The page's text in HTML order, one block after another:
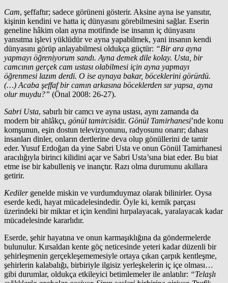
Cam, şeffaftır; sadece görüneni gösterir. Aksine ayna ise yansıtır,
kişinin kendini ve hatta iç dünyasını görebilmesini sağlar. Eserin
geneline hâkim olan ayna motifinde ise insanın iç dünyasını
yansıtma işlevi yüklüdür ve ayna yapabilmek, yani insanın kendi
dünyasını görüp anlayabilmesi oldukça güçtür: “Bir ara ayna
yapmayı öğreniyorum sandı. Ayna demek dile kolay. Usta, bir
camcının gerçek cam ustası olabilmesi için ayna yapmayı
öğrenmesi lazım derdi. O ise aynaya bakar, böceklerini görürdü.
(…) Acaba şeffaf bir camın arkasına böceklerden sır yapsa, ayna
olur muydu?” (Önal 2008: 26-27).
Sabri Usta, sabırlı bir camcı ve ayna ustası, aynı zamanda da
modern bir ahlâkçı, gönül tamircisidir. Gönül Tamirhanesi’nde konu
komşunun, eşin dostun televizyonunu, radyosunu onarır; dahası
insanları dinler, onların dertlerine deva olup gönüllerini de tamir
eder. Yusuf Erdoğan da yine Sabri Usta ve onun Gönül Tamirhanesi
aracılığıyla birinci kilidini açar ve Sabri Usta’sına biat eder. Bu biat
etme ise bir kabulleniş ve inançtır. Razı olma durumunu akıllara
getirir.
Kediler genelde miskin ve vurdumduymaz olarak bilinirler. Oysa
eserde kedi, hayat mücadelesindedir. Öyle ki, kemik parçası
üzerindeki bir miktar et için kendini hırpalayacak, yaralayacak kadar
mücadelesinde kararlıdır.
Eserde, şehir hayatına ve onun karmaşıklığına da göndermelerde
bulunulur. Kırsaldan kente göç neticesinde yeteri kadar düzenli bir
şehirleşmenin gerçekleşememesiyle ortaya çıkan çarpık kentleşme,
şehirlerin kalabalığı, birbiriyle ilgisiz yerleşkelerin iç içe olması…
gibi durumlar, oldukça etkileyici betimlemeler ile anlatılır: “Telaşlı